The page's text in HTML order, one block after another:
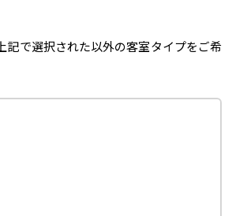
記で選択された以外の客室タイプをご希